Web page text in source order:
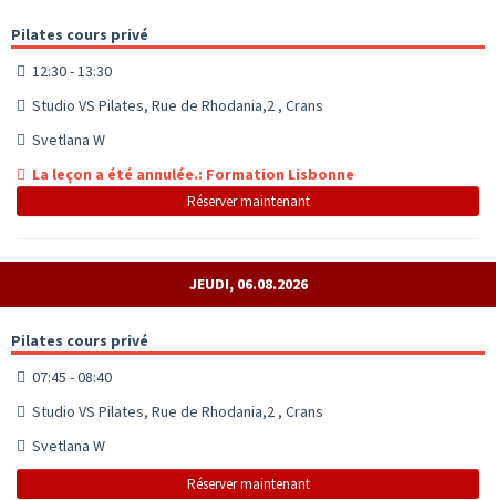
Pilates cours privé
12:30 - 13:30
Studio VS Pilates, Rue de Rhodania,2 , Crans
Svetlana W
La leçon a été annulée.: Formation Lisbonne
Réserver maintenant
JEUDI, 06.08.2026
Pilates cours privé
07:45 - 08:40
Studio VS Pilates, Rue de Rhodania,2 , Crans
Svetlana W
Réserver maintenant